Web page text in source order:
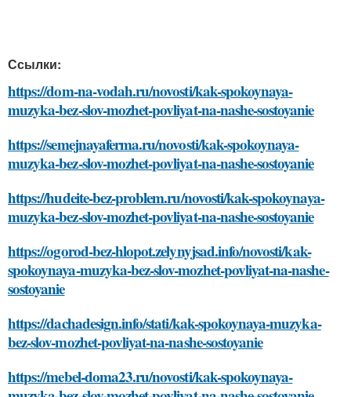
Ссылки:
https://dom-na-vodah.ru/novosti/kak-spokoynaya-
muzyka-bez-slov-mozhet-povliyat-na-nashe-sostoyanie
https://semejnayaferma.ru/novosti/kak-spokoynaya-
muzyka-bez-slov-mozhet-povliyat-na-nashe-sostoyanie
https://hudeite-bez-problem.ru/novosti/kak-spokoynaya-
muzyka-bez-slov-mozhet-povliyat-na-nashe-sostoyanie
https://ogorod-bez-hlopot.zelynyjsad.info/novosti/kak-
spokoynaya-muzyka-bez-slov-mozhet-povliyat-na-nashe-
sostoyanie
https://dachadesign.info/stati/kak-spokoynaya-muzyka-
bez-slov-mozhet-povliyat-na-nashe-sostoyanie
https://mebel-doma23.ru/novosti/kak-spokoynaya-